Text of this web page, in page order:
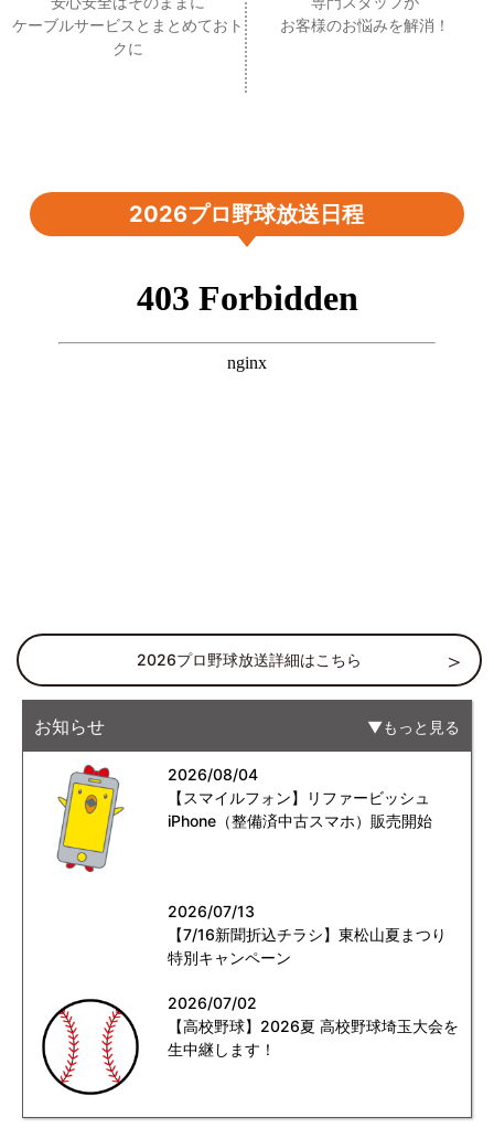
ケーブルサービスとまとめておト
クに
お客様のお悩みを解消！
2026プロ野球放送日程
2026プロ野球放送詳細はこちら
お知らせ もっと見る
2026/08/04
【スマイルフォン】リファービッシュ
iPhone（整備済中古スマホ）販売開始
2026/07/13
【7/16新聞折込チラシ】東松山夏まつり
特別キャンペーン
2026/07/02
【高校野球】2026夏 高校野球埼玉大会を
生中継します！